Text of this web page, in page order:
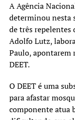
Tríplice
HPV e
Além da
HPV e o sarampo.
O prazo da
A Agência
determinou nesta
de três
Adolfo Lutz,
Paulo, apontarem
DEET.
O DEET é uma
para afastar
componente atua